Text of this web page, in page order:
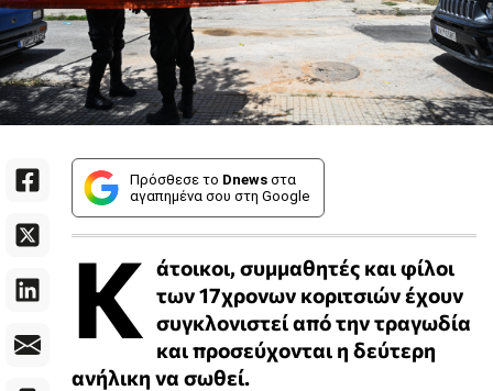
Πρόσθεσε το Dnews στα
αγαπημένα σου στη Google
Κ άτοικοι, συμμαθητές και φίλοι
των 17χρονων κοριτσιών έχουν
συγκλονιστεί από την τραγωδία
και προσεύχονται η δεύτερη
ανήλικη να σωθεί.